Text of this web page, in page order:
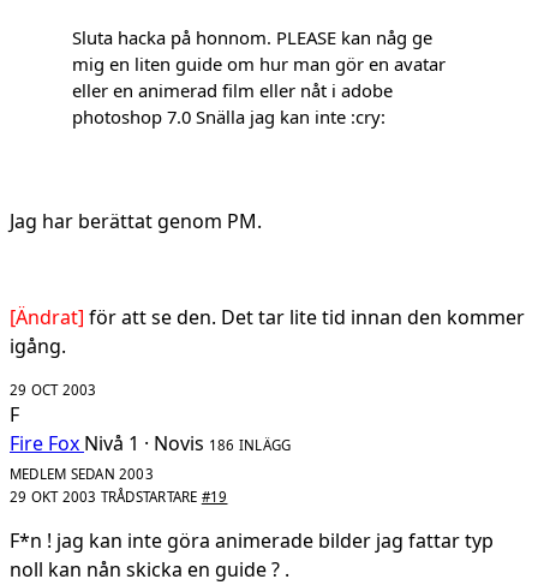
Sluta hacka på honnom. PLEASE kan någ ge
mig en liten guide om hur man gör en avatar
eller en animerad film eller nåt i adobe
photoshop 7.0 Snälla jag kan inte :cry:
Jag har berättat genom PM.
[Ändrat] för att se den. Det tar lite tid innan den kommer
igång.
29 OCT 2003
F
Fire Fox Nivå 1 · Novis 186 INLÄGG
MEDLEM SEDAN 2003
29 OKT 2003 TRÅDSTARTARE #19
F*n ! jag kan inte göra animerade bilder jag fattar typ
noll kan nån skicka en guide ? .